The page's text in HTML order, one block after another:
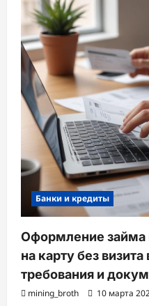
Банки и кредиты
Оформление займа
на карту без
требования и
mining_broth 10 марта